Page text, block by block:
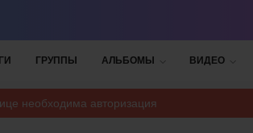
ГРУППЫ АЛЬБОМЫ ВИДЕО
необходима авторизация